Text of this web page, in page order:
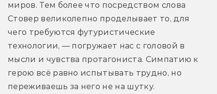
миров. Тем более что посредством слова
Стовер великолепно проделывает то, для
чего требуются футуристические
технологии, — погружает нас с головой в
мысли и чувства протагониста. Симпатию к
герою всё равно испытывать трудно, но
переживаешь за него не на шутку.